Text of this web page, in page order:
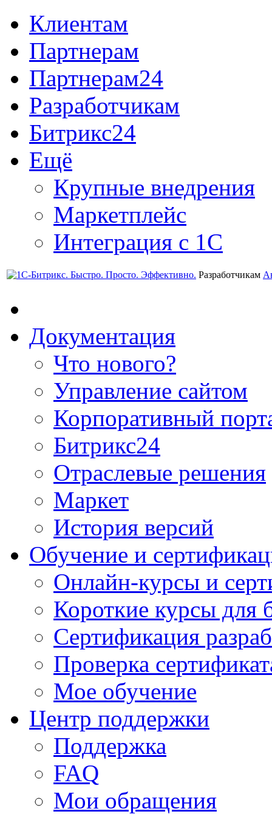
Клиентам
Партнерам
Партнерам24
Разработчикам
Битрикс24
Ещё
Крупные внедрения
Маркетплейс
Интеграция с 1С
Разработчикам
Документация
Что нового?
Управление сайтом
Корпоративный
Битрикс24
Отраслевые решения
Маркет
История версий
Обучение и
Онлайн-курсы и
Короткие курсы для
Сертификация
Проверка
Мое обучение
Центр поддержки
Поддержка
FAQ
Мои обращения